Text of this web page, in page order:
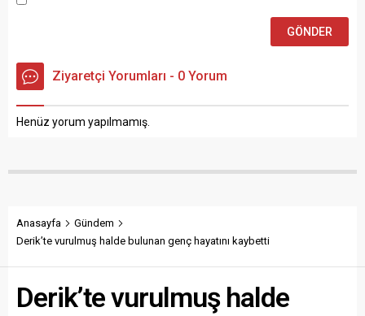
Ziyaretçi Yorumları - 0 Yorum
Henüz yorum yapılmamış.
Anasayfa
Gündem
Derik’te vurulmuş halde bulunan genç hayatını kaybetti
Derik’te vurulmuş halde